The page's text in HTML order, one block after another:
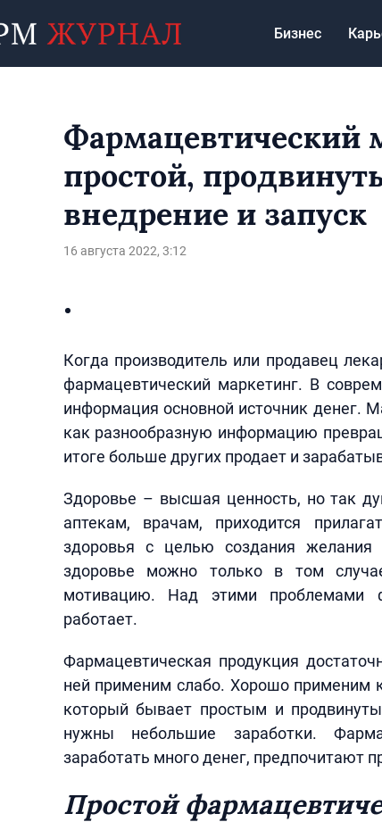
Бизнес
Фармацевтический
простой,
внедрение и запуск
16 августа 2022, 3:12
Когда производитель или продавец
фармацевтический маркетинг. В
информация основной источник денег.
как разнообразную информацию
итоге больше других продает и
Здоровье – высшая ценность, но так
аптекам, врачам, приходится
здоровья с целью создания
здоровье можно только в том
мотивацию. Над этими проблемами
работает.
Фармацевтическая продукция
ней применим слабо. Хорошо применим
который бывает простым и
нужны небольшие заработки.
заработать много денег, предпочитают
Простой